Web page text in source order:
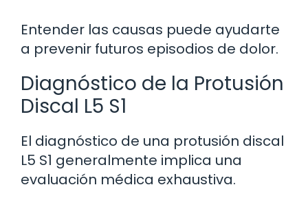
Entender las causas puede ayudarte
a prevenir futuros episodios de dolor.
Diagnóstico de la Protusión
Discal L5 S1
El diagnóstico de una protusión discal
L5 S1 generalmente implica una
evaluación médica exhaustiva.